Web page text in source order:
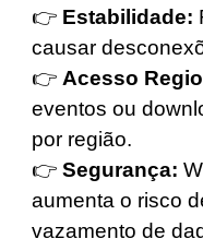
👉 Estabilidade:
causar
👉 Acesso
eventos ou
por região.
👉 Segurança:
aumenta o risco
vazamento de